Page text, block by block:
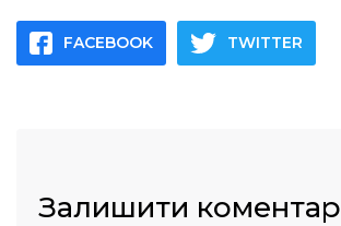
FACEBOOK TWITTER
Залишити коментар